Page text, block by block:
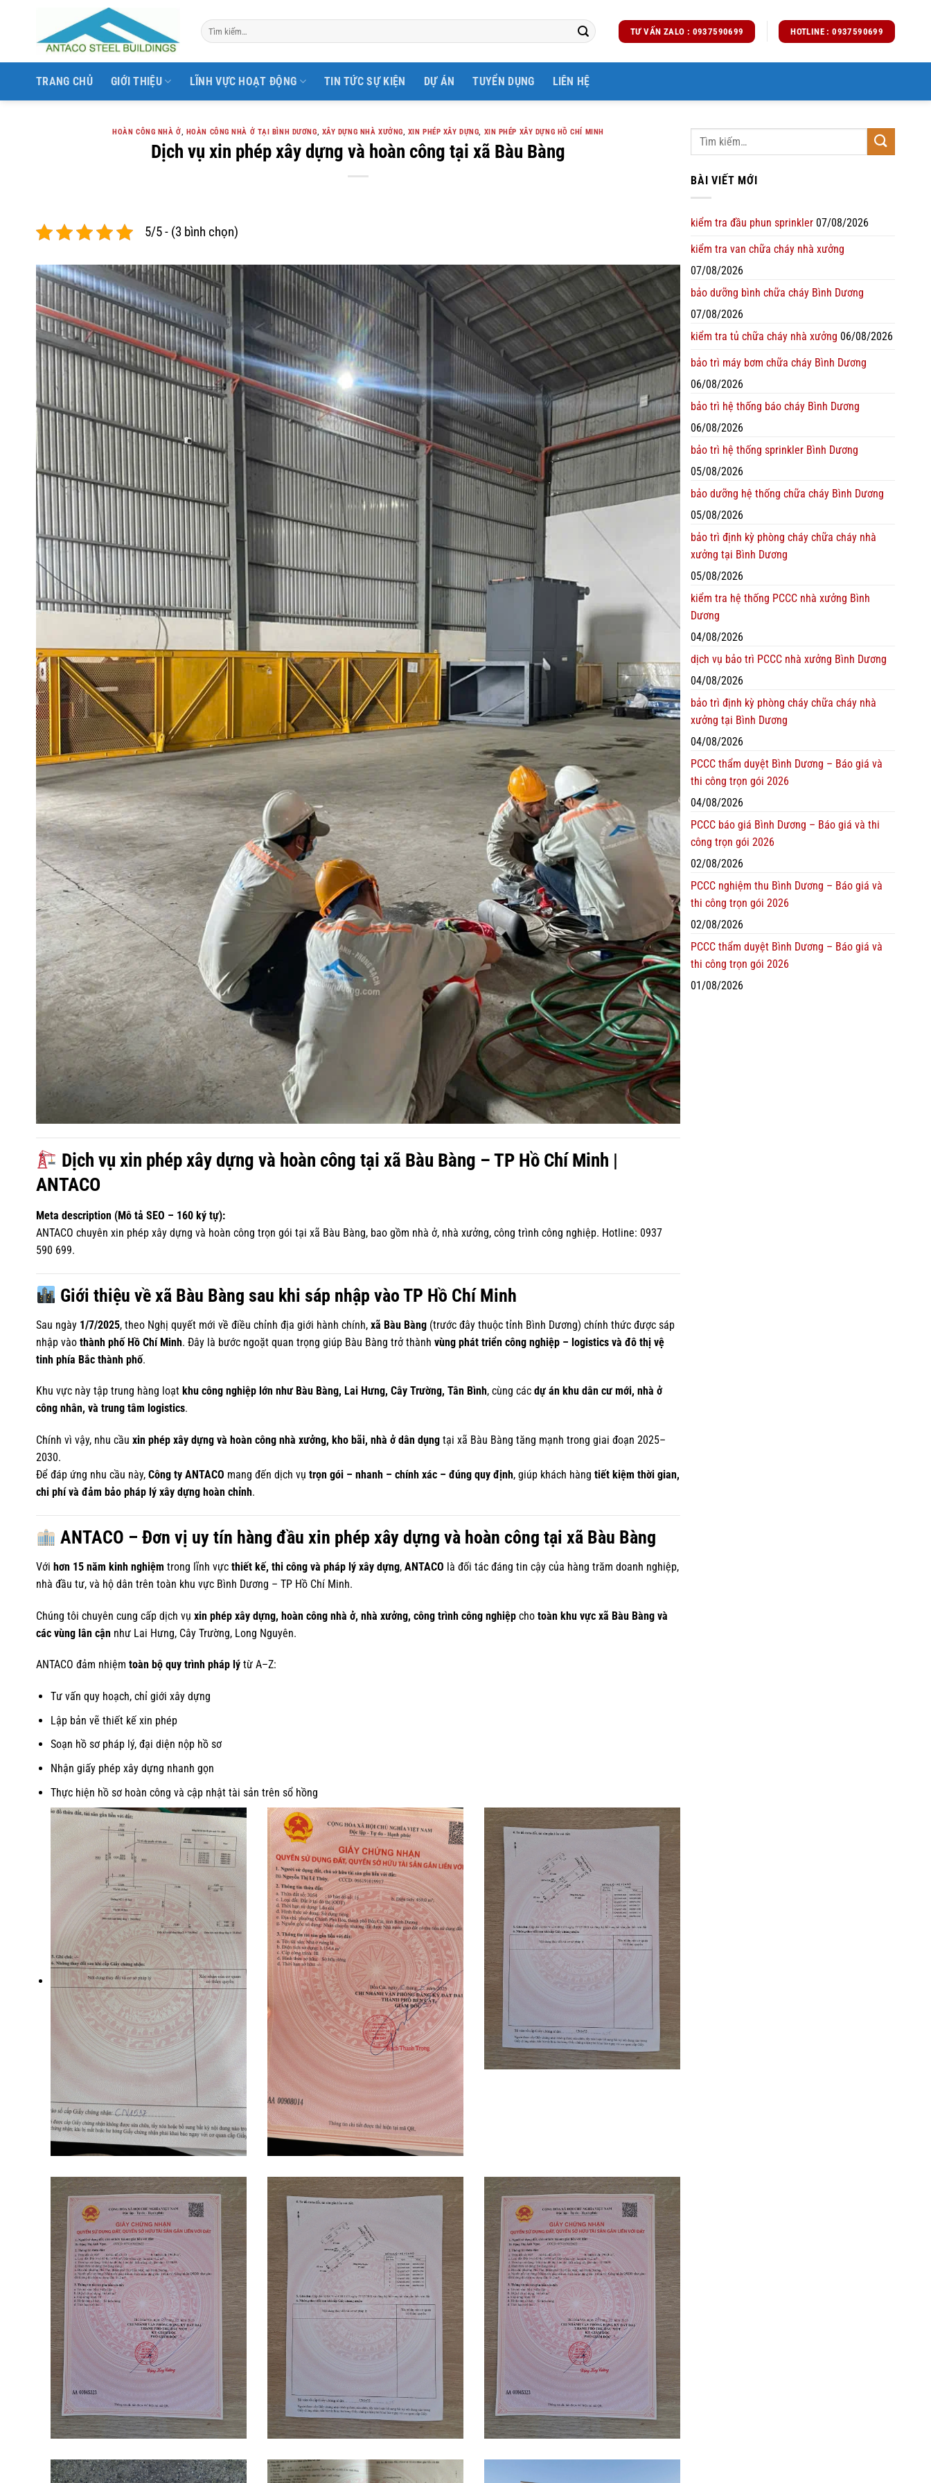
dung
TƯ VẤN ZALO : 0937590699 HOTLINE : 0937590699
TRANG CHỦ GIỚI THIỆU LĨNH VỰC HOẠT ĐỘNG TIN TỨC SỰ KIỆN DỰ ÁN TUYỂN DỤNG LIÊN HỆ
HOÀN CÔNG NHÀ Ở, HOÀN CÔNG NHÀ Ở TẠI BÌNH DƯƠNG, XÂY DỰNG NHÀ XƯỞNG, XIN PHÉP XÂY DỰNG, XIN PHÉP XÂY DỰNG HỒ CHÍ MINH
Dịch vụ xin phép xây dựng và hoàn công tại xã Bàu Bàng
5/5 - (3 bình chọn)
Dịch vụ xin phép xây dựng và hoàn công tại xã Bàu Bàng – TP Hồ Chí Minh |
ANTACO
Meta description (Mô tả SEO – 160 ký tự):
ANTACO chuyên xin phép xây dựng và hoàn công trọn gói tại xã Bàu Bàng, bao gồm nhà ở, nhà xưởng, công trình công nghiệp. Hotline: 0937
590 699.
Giới thiệu về xã Bàu Bàng sau khi sáp nhập vào TP Hồ Chí Minh
Sau ngày 1/7/2025, theo Nghị quyết mới về điều chỉnh địa giới hành chính, xã Bàu Bàng (trước đây thuộc tỉnh Bình Dương) chính thức được sáp
nhập vào thành phố Hồ Chí Minh. Đây là bước ngoặt quan trọng giúp Bàu Bàng trở thành vùng phát triển công nghiệp – logistics và đô thị vệ
tinh phía Bắc thành phố.
Khu vực này tập trung hàng loạt khu công nghiệp lớn như Bàu Bàng, Lai Hưng, Cây Trường, Tân Bình, cùng các dự án khu dân cư mới, nhà ở
công nhân, và trung tâm logistics.
Chính vì vậy, nhu cầu xin phép xây dựng và hoàn công nhà xưởng, kho bãi, nhà ở dân dụng tại xã Bàu Bàng tăng mạnh trong giai đoạn 2025–
2030.
Để đáp ứng nhu cầu này, Công ty ANTACO mang đến dịch vụ trọn gói – nhanh – chính xác – đúng quy định, giúp khách hàng tiết kiệm thời gian,
chi phí và đảm bảo pháp lý xây dựng hoàn chỉnh.
ANTACO – Đơn vị uy tín hàng đầu xin phép xây dựng và hoàn công tại xã Bàu Bàng
Với hơn 15 năm kinh nghiệm trong lĩnh vực thiết kế, thi công và pháp lý xây dựng, ANTACO là đối tác đáng tin cậy của hàng trăm doanh nghiệp,
nhà đầu tư, và hộ dân trên toàn khu vực Bình Dương – TP Hồ Chí Minh.
Chúng tôi chuyên cung cấp dịch vụ xin phép xây dựng, hoàn công nhà ở, nhà xưởng, công trình công nghiệp cho toàn khu vực xã Bàu Bàng và
các vùng lân cận như Lai Hưng, Cây Trường, Long Nguyên.
ANTACO đảm nhiệm toàn bộ quy trình pháp lý từ A–Z:
Tư vấn quy hoạch, chỉ giới xây dựng
Lập bản vẽ thiết kế xin phép
Soạn hồ sơ pháp lý, đại diện nộp hồ sơ
Nhận giấy phép xây dựng nhanh gọn
Thực hiện hồ sơ hoàn công và cập nhật tài sản trên sổ hồng
BÀI VIẾT MỚI
kiểm tra đầu phun sprinkler 07/08/2026
kiểm tra van chữa cháy nhà xưởng
07/08/2026
bảo dưỡng bình chữa cháy Bình Dương
07/08/2026
kiểm tra tủ chữa cháy nhà xưởng 06/08/2026
bảo trì máy bơm chữa cháy Bình Dương
06/08/2026
bảo trì hệ thống báo cháy Bình Dương
06/08/2026
bảo trì hệ thống sprinkler Bình Dương
05/08/2026
bảo dưỡng hệ thống chữa cháy Bình Dương
05/08/2026
bảo trì định kỳ phòng cháy chữa cháy nhà
xưởng tại Bình Dương
05/08/2026
kiểm tra hệ thống PCCC nhà xưởng Bình
Dương
04/08/2026
dịch vụ bảo trì PCCC nhà xưởng Bình Dương
04/08/2026
bảo trì định kỳ phòng cháy chữa cháy nhà
xưởng tại Bình Dương
04/08/2026
PCCC thẩm duyệt Bình Dương – Báo giá và
thi công trọn gói 2026
04/08/2026
PCCC báo giá Bình Dương – Báo giá và thi
công trọn gói 2026
02/08/2026
PCCC nghiệm thu Bình Dương – Báo giá và
thi công trọn gói 2026
02/08/2026
PCCC thẩm duyệt Bình Dương – Báo giá và
thi công trọn gói 2026
01/08/2026